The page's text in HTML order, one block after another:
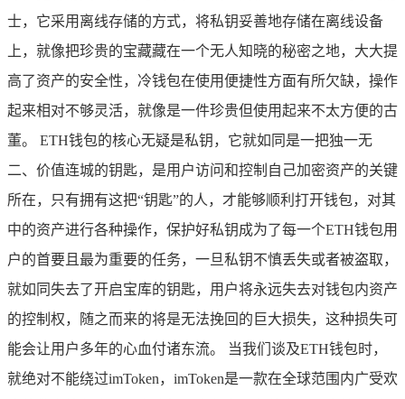
士，它采用离线存储的方式，将私钥妥善地存储在离线设备
上，就像把珍贵的宝藏藏在一个无人知晓的秘密之地，大大提
高了资产的安全性，冷钱包在使用便捷性方面有所欠缺，操作
起来相对不够灵活，就像是一件珍贵但使用起来不太方便的古
董。 ETH钱包的核心无疑是私钥，它就如同是一把独一无
二、价值连城的钥匙，是用户访问和控制自己加密资产的关键
所在，只有拥有这把“钥匙”的人，才能够顺利打开钱包，对其
中的资产进行各种操作，保护好私钥成为了每一个ETH钱包用
户的首要且最为重要的任务，一旦私钥不慎丢失或者被盗取，
就如同失去了开启宝库的钥匙，用户将永远失去对钱包内资产
的控制权，随之而来的将是无法挽回的巨大损失，这种损失可
能会让用户多年的心血付诸东流。 当我们谈及ETH钱包时，
就绝对不能绕过imToken，imToken是一款在全球范围内广受欢